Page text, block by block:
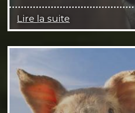
Lire la suite